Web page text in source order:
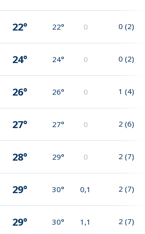
22° 22° 0 0 (2)
24° 24° 0 0 (2)
26° 26° 0 1 (4)
27° 27° 0 2 (6)
28° 29° 0 2 (7)
29° 30° 0,1 2 (7)
29° 30° 1,1 2 (7)